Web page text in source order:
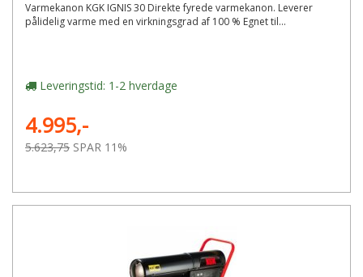
Varmekanon KGK IGNIS 30 Direkte fyrede varmekanon. Leverer
pålidelig varme med en virkningsgrad af 100 % Egnet til...
Leveringstid: 1-2 hverdage
4.995,-
5.623,75 SPAR 11%